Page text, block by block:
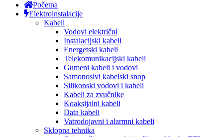
Početna
Elektroinstalacije
Kabeli
Vodovi električni
Instalacijski kabeli
Energetski kabeli
Telekomunikacijski kabeli
Gumeni kabeli i vodovi
Samonosivi kabelski snop
Silikonski vodovi i kabeli
Kabeli za zvučnike
Koaksijalni kabeli
Data kabeli
Vatrodojavni i alarmni kabeli
Sklopna tehnika